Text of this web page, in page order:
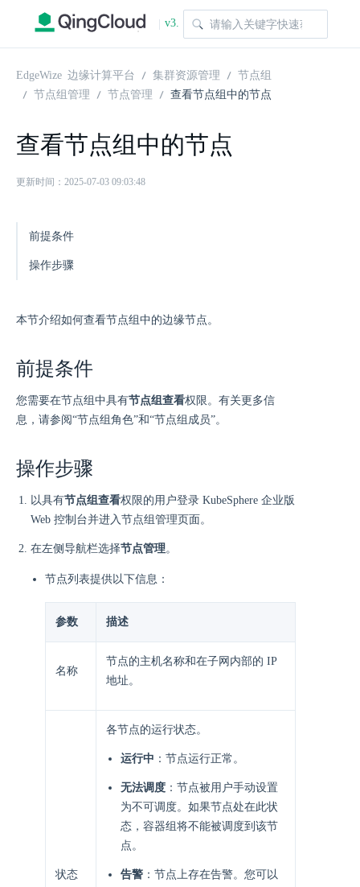
| v3.
1.0
EdgeWize 边缘计算平台 集群资源管理
节点组
节点组管理
节点管理 查看节点组中的节点
查看节点组中的节点
更新时间：2025-07-03 09:03:48
前提条件
操作步骤
本节介绍如何查看节点组中的边缘节点。
前提条件
您需要在节点组中具有节点组查看权限。有关更多信
息，请参阅“节点组角色”和“节点组成员”。
操作步骤
以具有节点组查看权限的用户登录 KubeSphere 企业版
Web 控制台并进入节点组管理页面。
在左侧导航栏选择节点管理。
节点列表提供以下信息：
参数 描述
名称
节点的主机名称和在子网内部的 IP
地址。
状态
各节点的运行状态。
运行中 ：节点运行正常。
无法调度 ：节点被用户手动设置
为不可调度。如果节点处在此状
态，容器组将不能被调度到该节
点。
告警 ：节点上存在告警。您可以